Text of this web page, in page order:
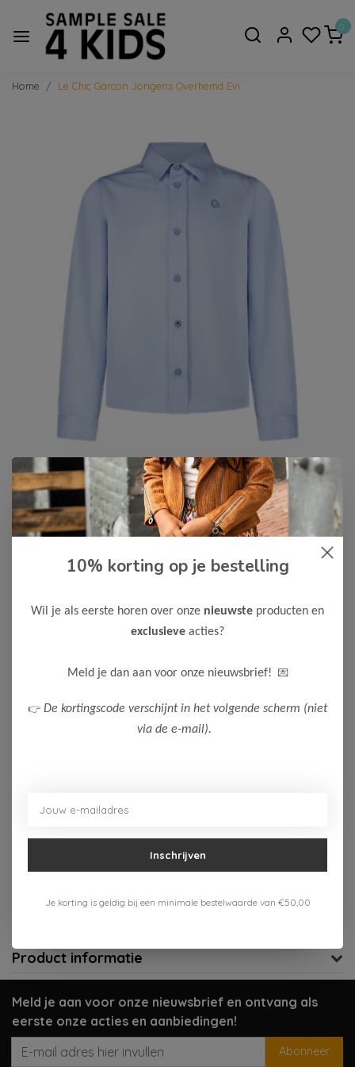
0
Home Le Chic Garcon Jongens Overhemd Evi
Le Chic Garçon -75%
Overhemd Evi
Maak een keuze:
Aan verlanglijst toevoegen
Gratis verzenden vanaf 75,-
Verzenden 1-3 werkdagen
Product informatie
Meld je aan voor onze nieuwsbrief en ontvang als
eerste onze acties en aanbiedingen!
Abonneer
10% korting op je bestelling
Wil je als eerste horen over onze nieuwste producten en
exclusieve acties?
Meld je dan aan voor onze nieuwsbrief! 💌
👉 De kortingscode verschijnt in het volgende scherm (niet
via de e-mail).
Inschrijven
Je korting is geldig bij een minimale bestelwaarde van €50,00